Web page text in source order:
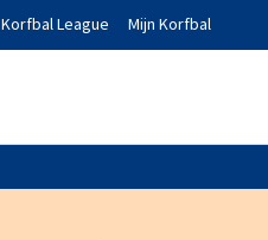
Korfbal League Mijn Korfbal